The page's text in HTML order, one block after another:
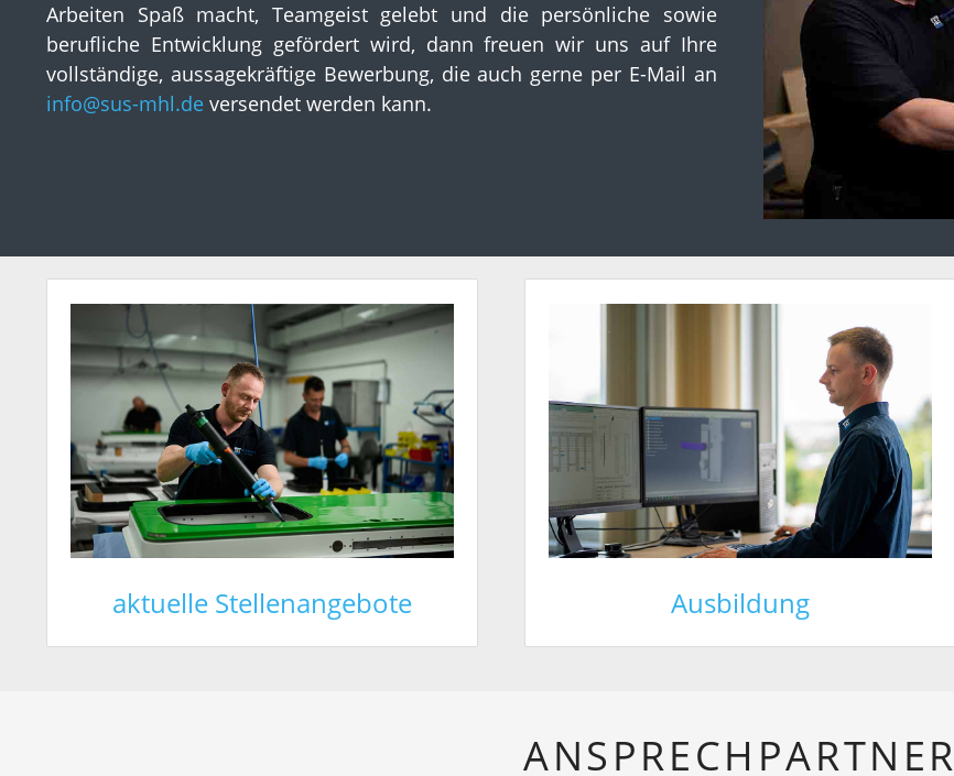
Arbeiten Spaß macht, Teamgeist gelebt und die persönliche sowie
berufliche Entwicklung gefördert wird, dann freuen wir uns auf Ihre
vollständige, aussagekräftige Bewerbung, die auch gerne per E-Mail an
info@sus-mhl.de versendet werden kann.
aktuelle Stellenangebote Ausbildung
ANSPRECHPARTNER